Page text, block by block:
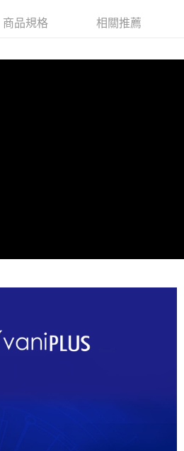
上)免運費
以上)免運費
商品規格 相關推薦